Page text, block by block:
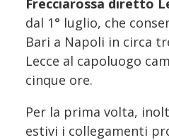
Frecciarossa diretto
dal 1° luglio, che
Bari a Napoli in circa
Lecce al capoluogo
cinque ore.
Per la prima volta,
estivi i collegamenti